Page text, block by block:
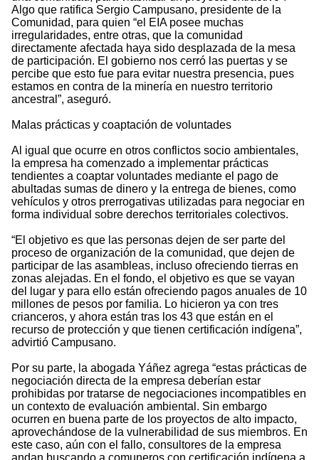
Algo que ratifica Sergio Campusano, presidente de la
Comunidad, para quien “el EIA posee muchas
irregularidades, entre otras, que la comunidad
directamente afectada haya sido desplazada de la mesa
de participación. El gobierno nos cerró las puertas y se
percibe que esto fue para evitar nuestra presencia, pues
estamos en contra de la minería en nuestro territorio
ancestral”, aseguró.
Malas prácticas y coaptación de voluntades
Al igual que ocurre en otros conflictos socio ambientales,
la empresa ha comenzado a implementar prácticas
tendientes a coaptar voluntades mediante el pago de
abultadas sumas de dinero y la entrega de bienes, como
vehículos y otros prerrogativas utilizadas para negociar en
forma individual sobre derechos territoriales colectivos.
“El objetivo es que las personas dejen de ser parte del
proceso de organización de la comunidad, que dejen de
participar de las asambleas, incluso ofreciendo tierras en
zonas alejadas. En el fondo, el objetivo es que se vayan
del lugar y para ello están ofreciendo pagos anuales de 10
millones de pesos por familia. Lo hicieron ya con tres
crianceros, y ahora están tras los 43 que están en el
recurso de protección y que tienen certificación indígena”,
advirtió Campusano.
Por su parte, la abogada Yáñez agrega “estas prácticas de
negociación directa de la empresa deberían estar
prohibidas por tratarse de negociaciones incompatibles en
un contexto de evaluación ambiental. Sin embargo
ocurren en buena parte de los proyectos de alto impacto,
aprovechándose de la vulnerabilidad de sus miembros. En
este caso, aún con el fallo, consultores de la empresa